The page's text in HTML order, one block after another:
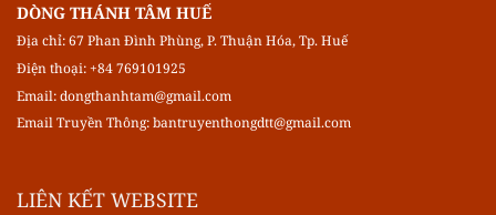
DÒNG THÁNH TÂM HUẾ
Địa chỉ: 67 Phan Đình Phùng, P. Thuận Hóa, Tp. Huế
Điện thoại: +84 769101925
Email:dongthanhtam@gmail.com
Email Truyền Thông:bantruyenthongdtt@gmail.com
LIÊN KẾT WEBSITE